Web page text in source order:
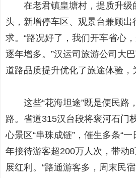
在老君镇皇塘村，提质升级
头，新增停车区、观景台兼顾出
求。“路况好了，我们开车省心
逐年增多。”汉运司旅游公司大
道路品质提升优化了旅途体验，
这些“花海坦途”既是便民路
路。省道315汉台段将褒河石门
心景区“串珠成链”，催生多条“
年接待游客超200万人次，带动
展红利。“路通游客多，周末民